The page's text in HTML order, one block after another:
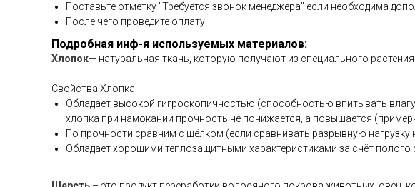
Поставьте отметку "Требуется звонок менеджера" если необходима
После чего проведите оплату.
Подробная инф-я используемых материалов:
Хлопок— натуральная ткань, которую получают из специального
Свойства Хлопка:
Обладает высокой гигроскопичностью (способностью впитывать
хлопка при намокании прочность не понижается, а повышается
По прочности сравним с шёлком (если сравнивать разрывную
Обладает хорошими теплозащитными характеристиками за счёт полого